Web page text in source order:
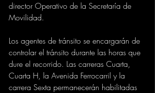
director Operativo de la Secretaría de
Movilidad.
Los agentes de tránsito se encargarán de
controlar el tránsito durante las horas que
dure el recorrido. Las carreras Cuarta,
Cuarta H, la Avenida Ferrocarril y la
carrera Sexta permanecerán habilitadas